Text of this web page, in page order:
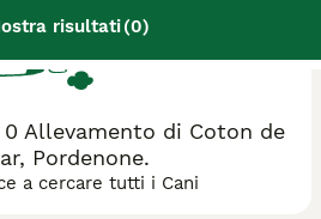
risultati(0)
Allevamento di Coton de
Pordenone.
a cercare tutti i Cani